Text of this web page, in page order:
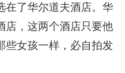
在了华尔道夫酒店。华
店，这两个酒店只要他
些女孩一样，必自拍发